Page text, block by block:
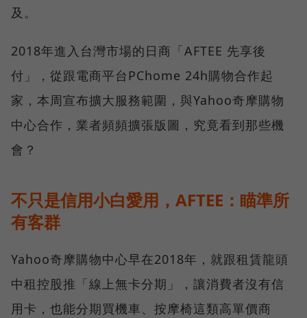
及。
2018年進入台灣市場的日商「AFTEE 先享後
付」，從跟電商平台PChome 24h購物合作起
家，本周宣布擴大服務範圍，與Yahoo奇摩購物
中心合作，業者頻頻擴張版圖，究竟看到那些機
會？
不只是信用小白愛用，AFTEE：瞄準所
有客群
Yahoo奇摩購物中心早在2018年，就跟租賃龍頭
中租控股推「線上無卡分期」，讓消費者沒有信
用卡，也能分期買機車、按摩椅這類高單價商